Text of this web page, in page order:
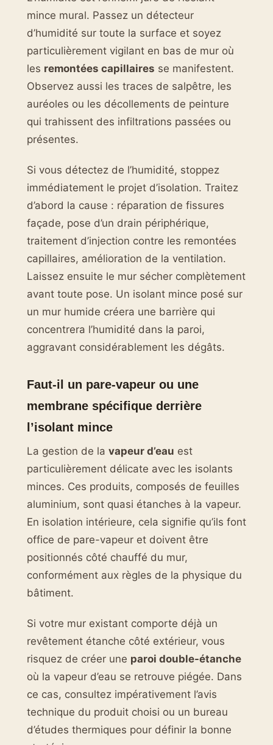
mince mural. Passez un détecteur
d’humidité sur toute la surface et soyez
particulièrement vigilant en bas de mur où
les remontées capillaires se manifestent.
Observez aussi les traces de salpêtre, les
auréoles ou les décollements de peinture
qui trahissent des infiltrations passées ou
présentes.
Si vous détectez de l’humidité, stoppez
immédiatement le projet d’isolation. Traitez
d’abord la cause : réparation de fissures
façade, pose d’un drain périphérique,
traitement d’injection contre les remontées
capillaires, amélioration de la ventilation.
Laissez ensuite le mur sécher complètement
avant toute pose. Un isolant mince posé sur
un mur humide créera une barrière qui
concentrera l’humidité dans la paroi,
aggravant considérablement les dégâts.
Faut-il un pare-vapeur ou une
membrane spécifique derrière
l’isolant mince
La gestion de la vapeur d’eau est
particulièrement délicate avec les isolants
minces. Ces produits, composés de feuilles
aluminium, sont quasi étanches à la vapeur.
En isolation intérieure, cela signifie qu’ils font
office de pare-vapeur et doivent être
positionnés côté chauffé du mur,
conformément aux règles de la physique du
bâtiment.
Si votre mur existant comporte déjà un
revêtement étanche côté extérieur, vous
risquez de créer une paroi double-étanche
où la vapeur d’eau se retrouve piégée. Dans
ce cas, consultez impérativement l’avis
technique du produit choisi ou un bureau
d’études thermiques pour définir la bonne